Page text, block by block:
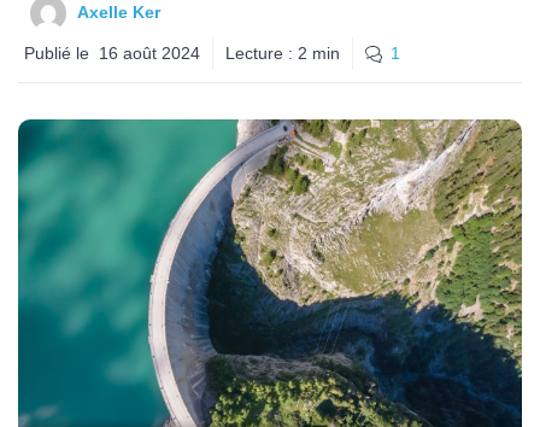
Axelle Ker
Publié le 16 août 2024 Lecture : 2 min 1